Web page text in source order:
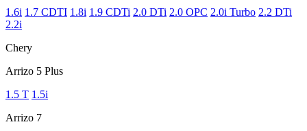
1.6i 1.7 CDTI 1.8i 1.9 CDTi 2.0 DTi 2.0 OPC 2.0i Turbo 2.2 DTi
2.2i
Chery
Arrizo 5 Plus
1.5 T 1.5i
Arrizo 7